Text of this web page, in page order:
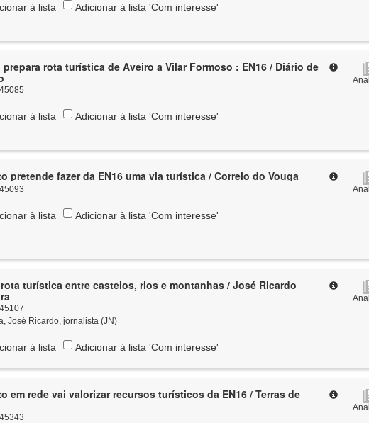
à lista Adicionar à lista 'Com interesse'
prepara rota turística de Aveiro a Vilar Formoso : EN16 / Diário de
45085
à lista Adicionar à lista 'Com interesse'
pretende fazer da EN16 uma via turística / Correio do Vouga
45093
à lista Adicionar à lista 'Com interesse'
turística entre castelos, rios e montanhas / José Ricardo
45107
José Ricardo, jornalista (JN)
à lista Adicionar à lista 'Com interesse'
em rede vai valorizar recursos turísticos da EN16 / Terras de
45343